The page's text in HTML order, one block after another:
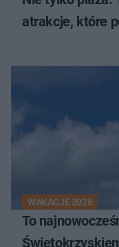
atrakcje, które
WAKACJE 2026
To